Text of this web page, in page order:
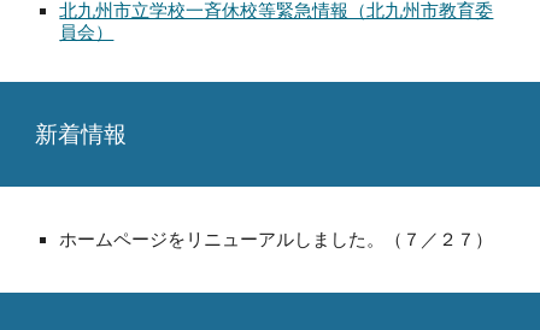
北九州市立学校一斉休校等緊急情報（北九州市教育委
員会）
新着情報
ホームページをリニューアルしました。（ ７ ／ ２７ ）